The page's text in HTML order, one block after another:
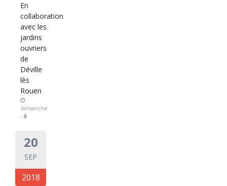
En
collaboration
avec les
jardins
ouvriers
de
Déville
lès
Rouen
dimanche
-
20
SEP
2018